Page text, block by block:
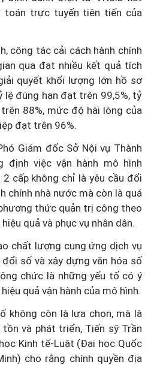
toán trực tuyến tiên tiến của
công tác cải cách hành chính
qua đạt nhiều kết quả tích
quyết khối lượng lớn hồ sơ
lệ đúng hạn đạt trên 99,5%, tỷ
88%, mức độ hài lòng của
đạt trên 96%.
Giám đốc Sở Nội vụ Thành
định việc vận hành mô hình
cấp không chỉ là yêu cầu đổi
chính nhà nước mà còn là quá
thức quản trị công theo
quả và phục vụ nhân dân.
chất lượng cung ứng dịch vụ
số và xây dựng văn hóa số
chức là những yếu tố có ý
quả vận hành của mô hình.
không còn là lựa chọn, mà là
và phát triển, Tiến sỹ Trần
Kinh tế-Luật (Đại học Quốc
cho rằng chính quyền địa